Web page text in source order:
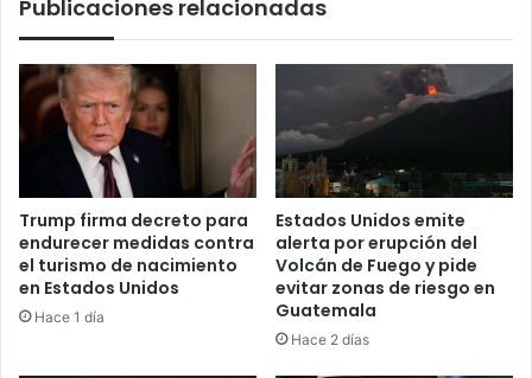
Publicaciones relacionadas
Trump firma decreto para
endurecer medidas contra
el turismo de nacimiento
en Estados Unidos
Hace 1 día
Estados Unidos emite
alerta por erupción del
Volcán de Fuego y pide
evitar zonas de riesgo en
Guatemala
Hace 2 días